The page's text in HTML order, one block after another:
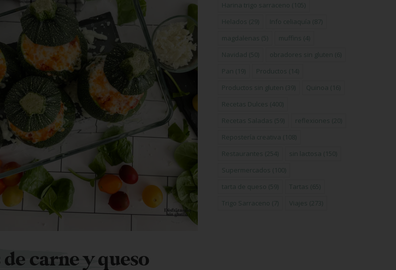
carne y queso
Harina trigo sarraceno (105)
Helados (29) Info celiaquía (87)
magdalenas (5) muffins (4)
Navidad (50) obradores sin gluten (6)
Pan (19) Productos (14)
Productos sin gluten (39) Quinoa (16)
Recetas Dulces (400)
Recetas Saladas (59) reflexiones (20)
Repostería creativa (108)
Restaurantes (254) sin lactosa (150)
Supermercados (100)
tarta de queso (59) Tartas (65)
Trigo Sarraceno (7) Viajes (273)